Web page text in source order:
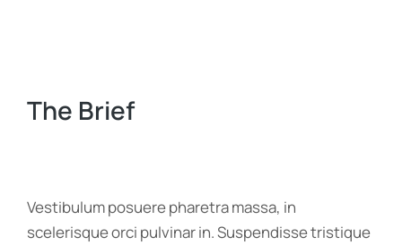
The Brief
Vestibulum posuere pharetra massa, in
scelerisque orci pulvinar in. Suspendisse tristique